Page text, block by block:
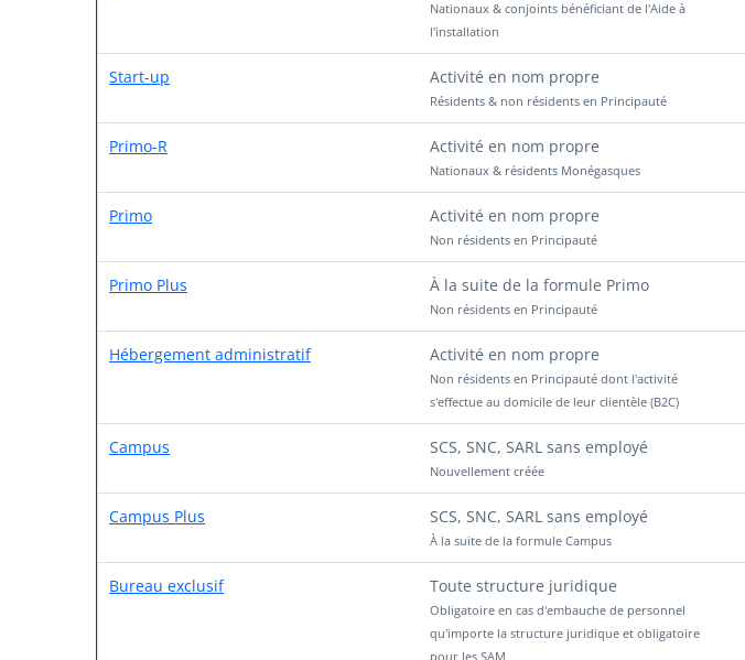
Nationaux & conjoints bénéficiant de l'Aide à
l'installation
Start-up Activité en nom propre
Résidents & non résidents en Principauté
Primo-R Activité en nom propre
Nationaux & résidents Monégasques
Primo Activité en nom propre
Non résidents en Principauté
Primo Plus À la suite de la formule Primo
Non résidents en Principauté
Hébergement administratif Activité en nom propre
Non résidents en Principauté dont l'activité
s'effectue au domicile de leur clientèle (B2C)
Campus SCS, SNC, SARL sans employé
Nouvellement créée
Campus Plus SCS, SNC, SARL sans employé
À la suite de la formule Campus
Bureau exclusif Toute structure juridique
Obligatoire en cas d'embauche de personnel
qu'importe la structure juridique et obligatoire